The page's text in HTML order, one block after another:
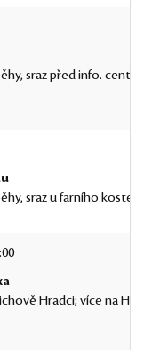
sraz před info.
sraz u farního
Hradci; více na